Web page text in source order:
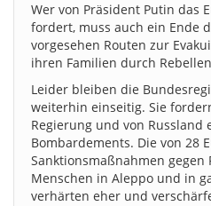
Wer von Präsident Putin das
fordert, muss auch ein Ende
vorgesehen Routen zur
ihren Familien durch
Leider bleiben die
weiterhin einseitig. Sie
Regierung und von Russland
Bombardements. Die von 28
Sanktionsmaßnahmen gegen
Menschen in Aleppo und in
verhärten eher und